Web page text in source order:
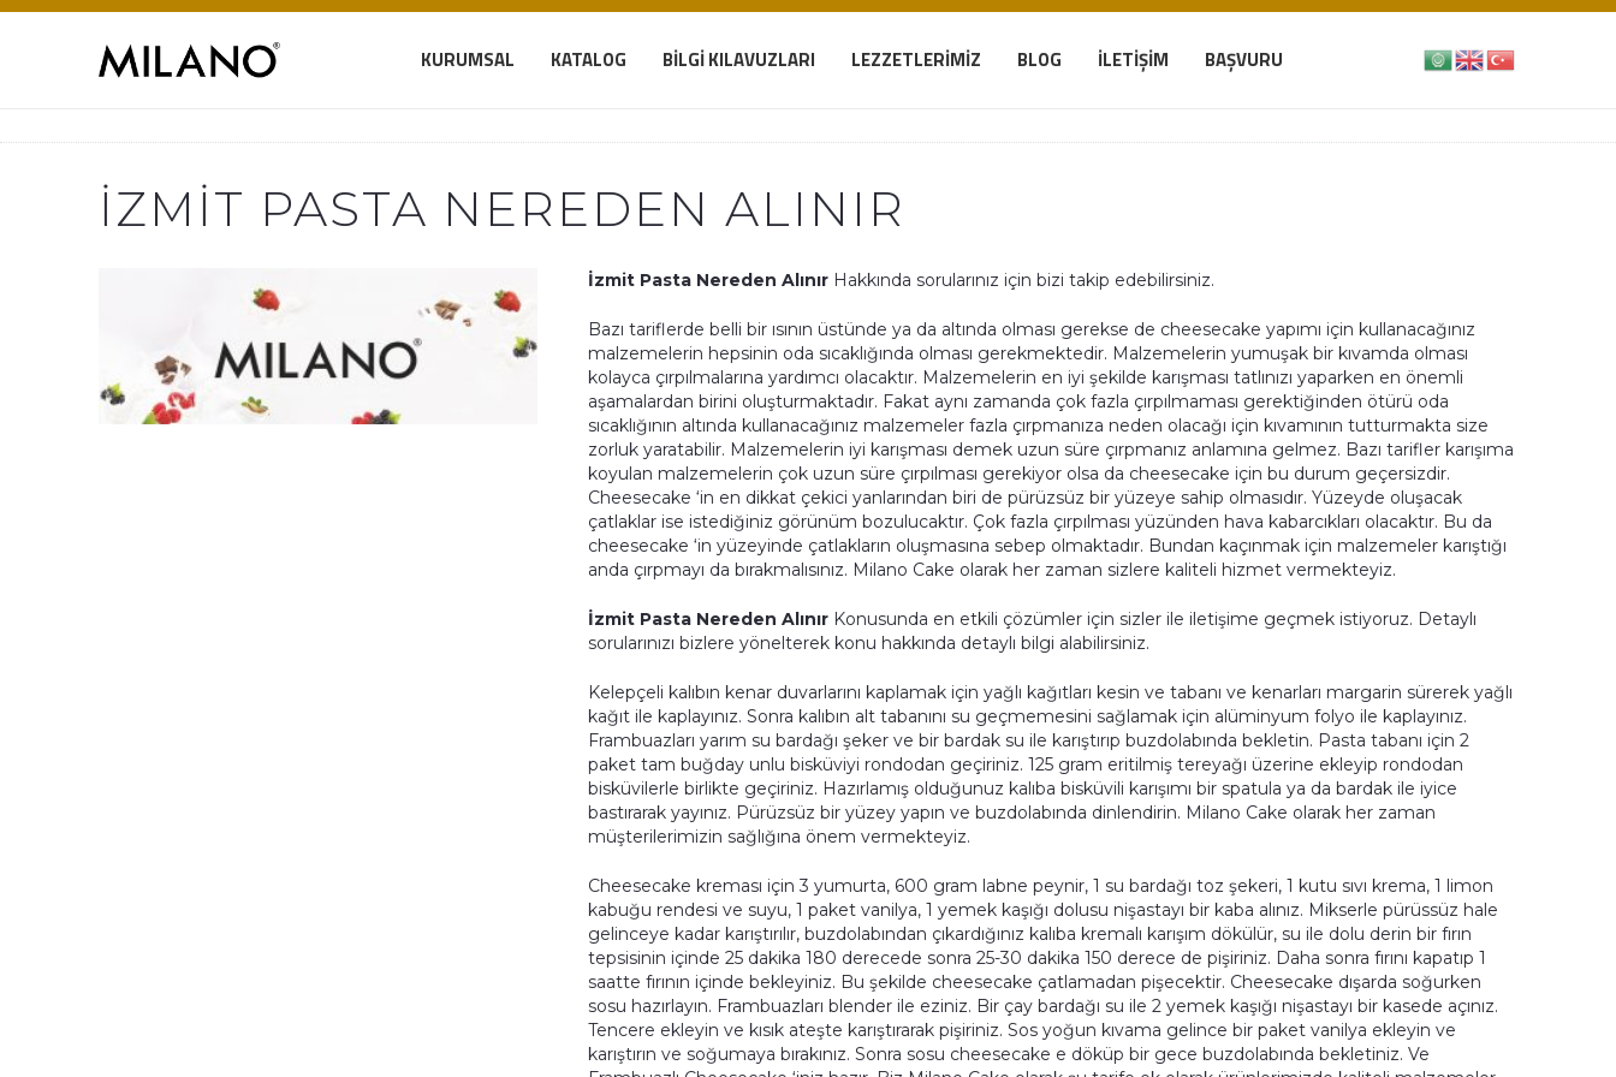
KURUMSAL KATALOG BILGI KILAVUZLARI LEZZETLERIMIZ BLOG İLETIŞIM BAŞVURU
İZMIT PASTA NEREDEN ALINIR
İzmit Pasta Nereden Alınır Hakkında sorularınız için bizi takip edebilirsiniz.
Bazı tariflerde belli bir ısının üstünde ya da altında olması gerekse de cheesecake yapımı için kullanacağınız
malzemelerin hepsinin oda sıcaklığında olması gerekmektedir. Malzemelerin yumuşak bir kıvamda olması
kolayca çırpılmalarına yardımcı olacaktır. Malzemelerin en iyi şekilde karışması tatlınızı yaparken en önemli
aşamalardan birini oluşturmaktadır. Fakat aynı zamanda çok fazla çırpılmaması gerektiğinden ötürü oda
sıcaklığının altında kullanacağınız malzemeler fazla çırpmanıza neden olacağı için kıvamının tutturmakta size
zorluk yaratabilir. Malzemelerin iyi karışması demek uzun süre çırpmanız anlamına gelmez. Bazı tarifler karışıma
koyulan malzemelerin çok uzun süre çırpılması gerekiyor olsa da cheesecake için bu durum geçersizdir.
Cheesecake ‘in en dikkat çekici yanlarından biri de pürüzsüz bir yüzeye sahip olmasıdır. Yüzeyde oluşacak
çatlaklar ise istediğiniz görünüm bozulucaktır. Çok fazla çırpılması yüzünden hava kabarcıkları olacaktır. Bu da
cheesecake ‘in yüzeyinde çatlakların oluşmasına sebep olmaktadır. Bundan kaçınmak için malzemeler karıştığı
anda çırpmayı da bırakmalısınız. Milano Cake olarak her zaman sizlere kaliteli hizmet vermekteyiz.
İzmit Pasta Nereden Alınır Konusunda en etkili çözümler için sizler ile iletişime geçmek istiyoruz. Detaylı
sorularınızı bizlere yönelterek konu hakkında detaylı bilgi alabilirsiniz.
Kelepçeli kalıbın kenar duvarlarını kaplamak için yağlı kağıtları kesin ve tabanı ve kenarları margarin sürerek yağlı
kağıt ile kaplayınız. Sonra kalıbın alt tabanını su geçmemesini sağlamak için alüminyum folyo ile kaplayınız.
Frambuazları yarım su bardağı şeker ve bir bardak su ile karıştırıp buzdolabında bekletin. Pasta tabanı için 2
paket tam buğday unlu bisküviyi rondodan geçiriniz. 125 gram eritilmiş tereyağı üzerine ekleyip rondodan
bisküvilerle birlikte geçiriniz. Hazırlamış olduğunuz kalıba bisküvili karışımı bir spatula ya da bardak ile iyice
bastırarak yayınız. Pürüzsüz bir yüzey yapın ve buzdolabında dinlendirin. Milano Cake olarak her zaman
müşterilerimizin sağlığına önem vermekteyiz.
Cheesecake kreması için 3 yumurta, 600 gram labne peynir, 1 su bardağı toz şekeri, 1 kutu sıvı krema, 1 limon
kabuğu rendesi ve suyu, 1 paket vanilya, 1 yemek kaşığı dolusu nişastayı bir kaba alınız. Mikserle pürüssüz hale
gelinceye kadar karıştırılır, buzdolabından çıkardığınız kalıba kremalı karışım dökülür, su ile dolu derin bir fırın
tepsisinin içinde 25 dakika 180 derecede sonra 25-30 dakika 150 derece de pişiriniz. Daha sonra fırını kapatıp 1
saatte fırının içinde bekleyiniz. Bu şekilde cheesecake çatlamadan pişecektir. Cheesecake dışarda soğurken
sosu hazırlayın. Frambuazları blender ile eziniz. Bir çay bardağı su ile 2 yemek kaşığı nişastayı bir kasede açınız.
Tencere ekleyin ve kısık ateşte karıştırarak pişiriniz. Sos yoğun kıvama gelince bir paket vanilya ekleyin ve
karıştırın ve soğumaya bırakınız. Sonra sosu cheesecake e döküp bir gece buzdolabında bekletiniz. Ve